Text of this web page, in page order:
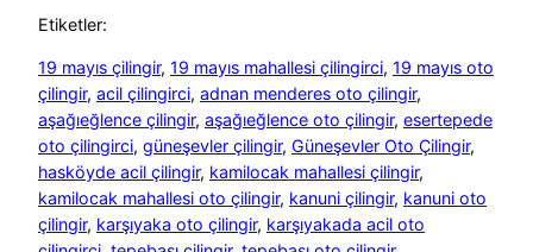
Etiketler:
19 mayıs çilingir, 19 mayıs mahallesi çilingirci, 19 mayıs oto
çilingir, acil çilingirci, adnan menderes oto çilingir
aşağıeğlence çilingir, aşağıeğlence oto çilingir, esertepede
oto çilingirci, güneşevler çilingir, Güneşevler Oto Çilingir
hasköyde acil çilingir, kamilocak mahallesi çilingir
kamilocak mahallesi oto çilingir, kanuni çilingir, kanuni oto
çilingir, karşıyaka oto çilingir, karşıyakada acil oto